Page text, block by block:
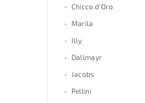
Chicco d’Oro
Marila
Illy
Dallmayr
Jacobs
Pellini